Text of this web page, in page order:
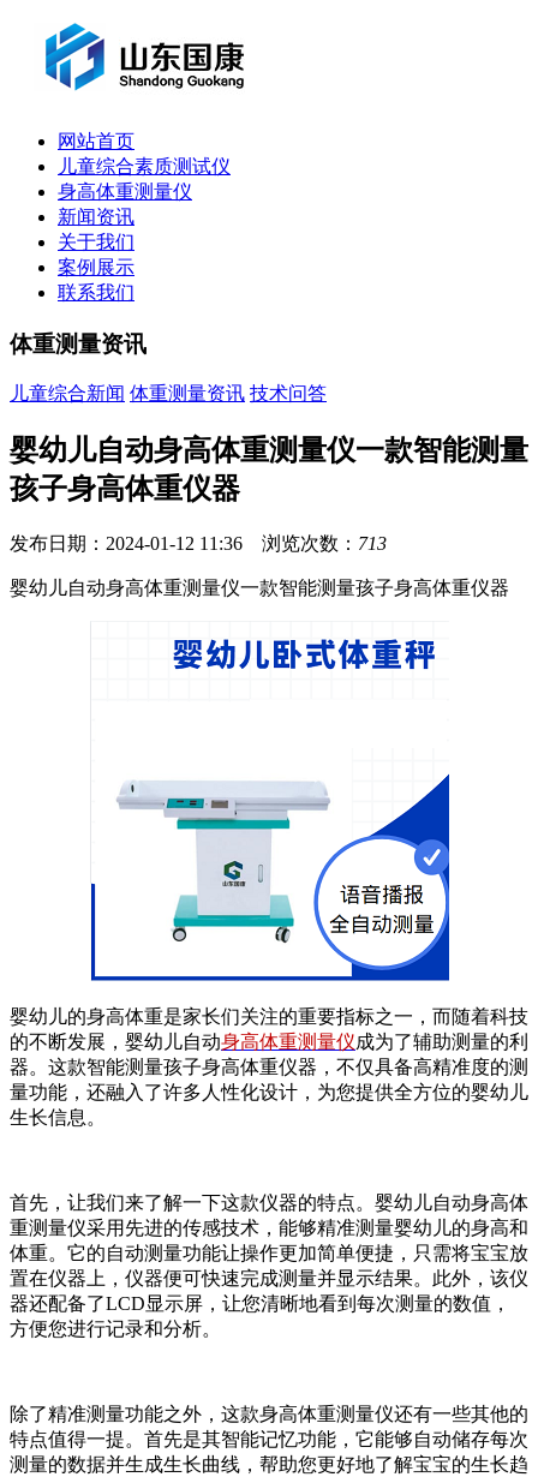
网站首页
儿童综合素质测试仪
身高体重测量仪
新闻资讯
关于我们
案例展示
联系我们
体重测量资讯
儿童综合新闻 体重测量资讯 技术问答
婴幼儿自动身高体重测量仪一款智能测量
孩子身高体重仪器
发布日期：2024-01-12 11:36 浏览次数： 713
婴幼儿自动身高体重测量仪一款智能测量孩子身高体重仪器
婴幼儿的身高体重是家长们关注的重要指标之一，而随着科技
的不断发展，婴幼儿自动身高体重测量仪成为了辅助测量的利
器。这款智能测量孩子身高体重仪器，不仅具备高精准度的测
量功能，还融入了许多人性化设计，为您提供全方位的婴幼儿
生长信息。
首先，让我们来了解一下这款仪器的特点。婴幼儿自动身高体
重测量仪采用先进的传感技术，能够精准测量婴幼儿的身高和
体重。它的自动测量功能让操作更加简单便捷，只需将宝宝放
置在仪器上，仪器便可快速完成测量并显示结果。此外，该仪
器还配备了LCD显示屏，让您清晰地看到每次测量的数值，
方便您进行记录和分析。
除了精准测量功能之外，这款身高体重测量仪还有一些其他的
特点值得一提。首先是其智能记忆功能，它能够自动储存每次
测量的数据并生成生长曲线，帮助您更好地了解宝宝的生长趋